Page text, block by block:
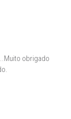
obrigado